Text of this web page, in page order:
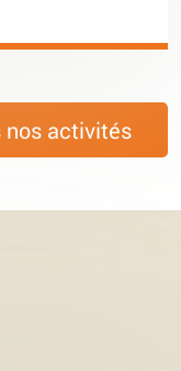
nos activités